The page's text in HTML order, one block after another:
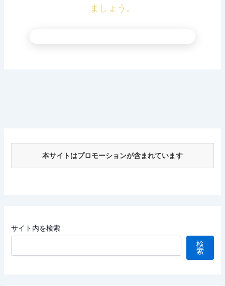
ましょう。
本サイトはプロモーションが含まれています
サイト内を検索
検
索